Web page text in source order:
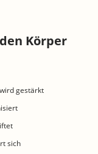
Körper
gestärkt
sich